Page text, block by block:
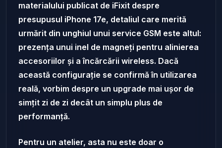
materialului publicat de iFixit despre
presupusul iPhone 17e, detaliul care merită
urmărit din unghiul unui service GSM este altul:
prezența unui inel de magneți pentru alinierea
accesoriilor și a încărcării wireless. Dacă
această configurație se confirmă în utilizarea
reală, vorbim despre un upgrade mai ușor de
simțit zi de zi decât un simplu plus de
performanță.
Pentru un atelier, asta nu este doar o